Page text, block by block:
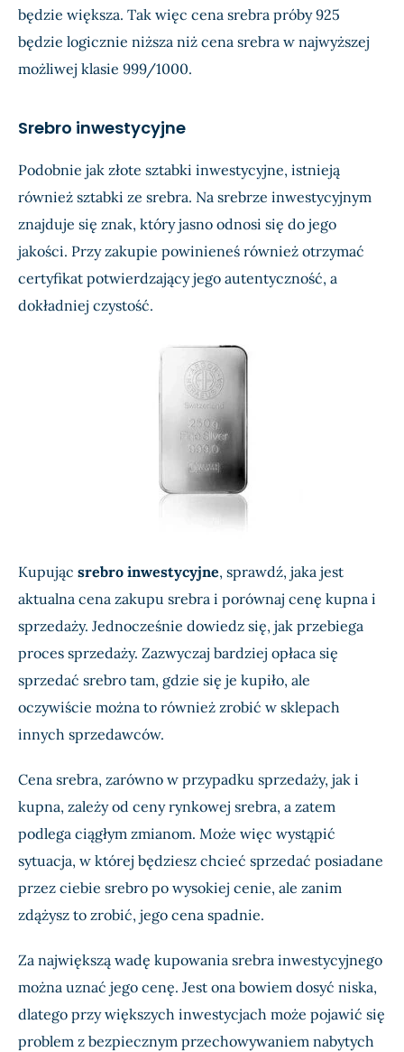
będzie większa. Tak więc cena srebra próby 925
będzie logicznie niższa niż cena srebra w najwyższej
możliwej klasie 999/1000.
Srebro inwestycyjne
Podobnie jak złote sztabki inwestycyjne, istnieją
również sztabki ze srebra. Na srebrze inwestycyjnym
znajduje się znak, który jasno odnosi się do jego
jakości. Przy zakupie powinieneś również otrzymać
certyfikat potwierdzający jego autentyczność, a
dokładniej czystość.
Kupując srebro inwestycyjne, sprawdź, jaka jest
aktualna cena zakupu srebra i porównaj cenę kupna i
sprzedaży. Jednocześnie dowiedz się, jak przebiega
proces sprzedaży. Zazwyczaj bardziej opłaca się
sprzedać srebro tam, gdzie się je kupiło, ale
oczywiście można to również zrobić w sklepach
innych sprzedawców.
Cena srebra, zarówno w przypadku sprzedaży, jak i
kupna, zależy od ceny rynkowej srebra, a zatem
podlega ciągłym zmianom. Może więc wystąpić
sytuacja, w której będziesz chcieć sprzedać posiadane
przez ciebie srebro po wysokiej cenie, ale zanim
zdążysz to zrobić, jego cena spadnie.
Za największą wadę kupowania srebra inwestycyjnego
można uznać jego cenę. Jest ona bowiem dosyć niska,
dlatego przy większych inwestycjach może pojawić się
problem z bezpiecznym przechowywaniem nabytych